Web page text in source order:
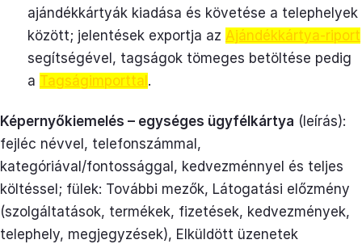
ajándékkártyák kiadása és követése a telephelyek
között; jelentések exportja az Ajándékkártya-riport
segítségével, tagságok tömeges betöltése pedig
a Tagságimporttal .
Képernyőkiemelés – egységes ügyfélkártya (leírás):
fejléc névvel, telefonszámmal,
kategóriával/fontossággal, kedvezménnyel és teljes
költéssel; fülek: További mezők, Látogatási előzmény
(szolgáltatások, termékek, fizetések, kedvezmények,
telephely, megjegyzések), Elküldött üzenetek